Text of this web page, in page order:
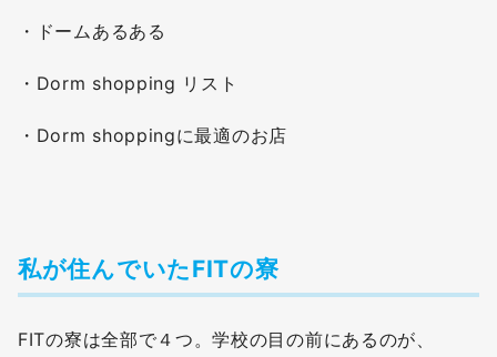
・ドームあるある
・Dorm shopping リスト
・Dorm shoppingに最適のお店
私が住んでいたFITの寮
FITの寮は全部で４つ。学校の目の前にあるのが、